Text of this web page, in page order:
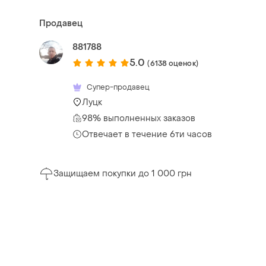
Продавец
881788
5.0 (6138 оценок)
Супер-продавец
Луцк
98% выполненных заказов
Отвечает в течение 6ти часов
Защищаем покупки до 1 000 грн